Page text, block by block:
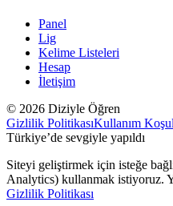
Panel
Lig
Kelime Listeleri
Hesap
İletişim
© 2026 Diziyle Öğren
Gizlilik PolitikasıKullanım
Türkiye’de sevgiyle yapıldı
Siteyi geliştirmek için isteğe
Analytics) kullanmak istiyoruz.
Gizlilik Politikası